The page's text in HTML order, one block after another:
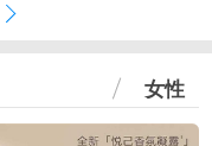
女性